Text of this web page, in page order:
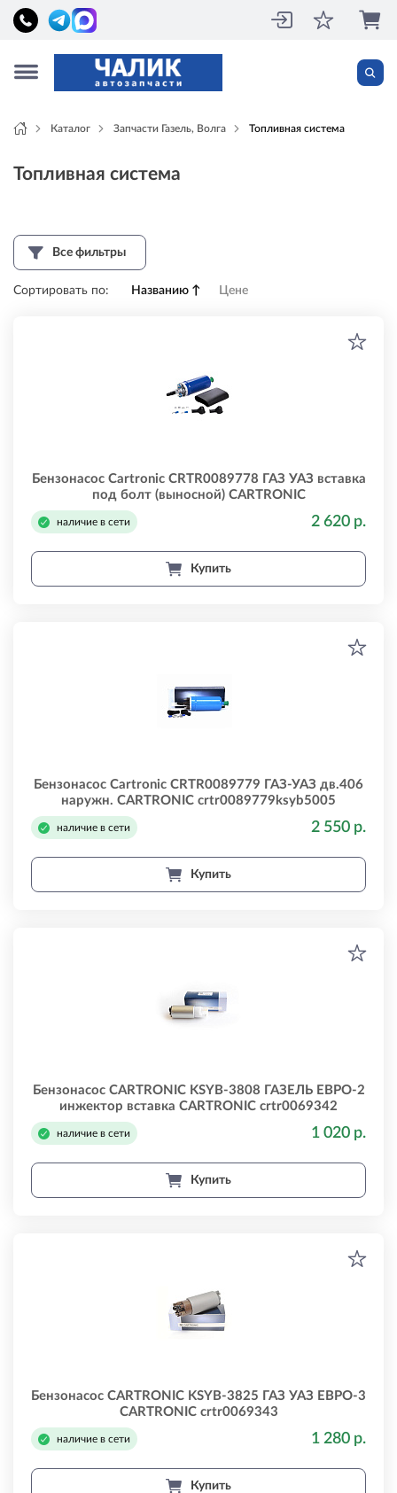
Каталог Запчасти Газель, Волга Топливная система
Топливная система
Все фильтры
Сортировать по: Названию ↑ Цене
Бензонасос Cartronic CRTR0089778 ГАЗ УАЗ вставка
под болт (выносной) CARTRONIC
crtr0089778ksyb5004
наличие в сети 2 620 р.
Купить
Бензонасос Cartronic CRTR0089779 ГАЗ-УАЗ дв.406
наружн. CARTRONIC crtr0089779ksyb5005
наличие в сети 2 550 р.
Купить
Бензонасос CARTRONIC KSYB-3808 ГАЗЕЛЬ ЕВРО-2
инжектор вставка CARTRONIC crtr0069342
наличие в сети 1 020 р.
Купить
Бензонасос CARTRONIC KSYB-3825 ГАЗ УАЗ ЕВРО-3
CARTRONIC crtr0069343
наличие в сети 1 280 р.
Купить